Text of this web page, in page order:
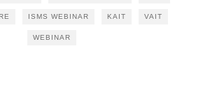
ISMS WEBINAR KAIT VAIT
WEBINAR